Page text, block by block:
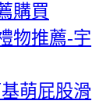
購買
物推薦-宇
萌屁股滑